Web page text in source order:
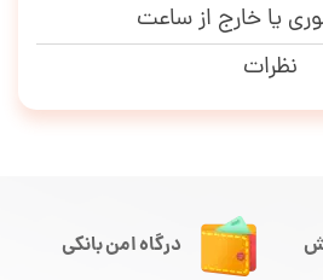
یا خارج از ساعت
نظرات
درگاه امن بانکی